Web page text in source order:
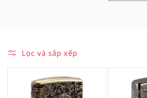
t
Lọc và sắp xếp